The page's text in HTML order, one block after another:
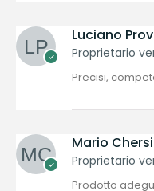
Luciano
Proprietario
Precisi,
Mario Chersi
Proprietario
Prodotto